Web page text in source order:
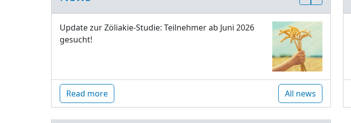
Update zur Zöliakie-Studie: Teilnehmer ab Juni 2026
gesucht!
Read more All news